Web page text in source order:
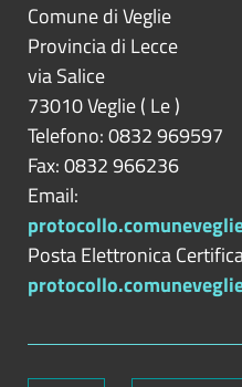
Comune di Veglie
Provincia di Lecce
via Salice
73010Veglie( Le)
Telefono: 0832 969597
Fax: 0832 966236
Email:
Posta Elettronica